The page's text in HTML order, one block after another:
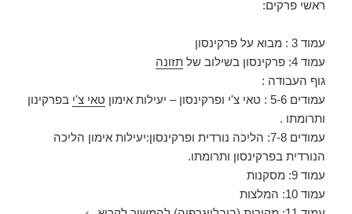
ראשי פרקים:
עמוד 3 : מבוא על פרקינסון
עמוד 4: פרקינסון בשילוב של
תזונה
גוף העבודה :
עמודים 5-6 : טאי צ'י ופרקינסון – יעילות אימון
טאי צ'י בפרקינון
ותרומתו .
עמודים 7-8: הליכה נורדית ופרקינסון:יעילות אימון הליכה
הנורדית בפרקינסון ותרומתו.
עמוד 9: מסקנות
עמוד 10: המלצות